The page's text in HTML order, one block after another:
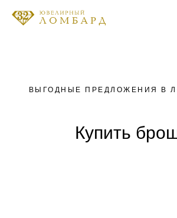
ВЫГОДНЫЕ ПРЕДЛОЖЕНИЯ В
Купить